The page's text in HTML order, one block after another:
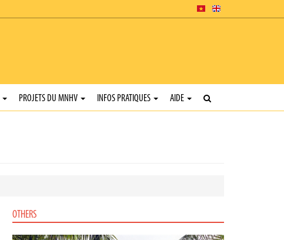
PROJETS DU MNHV INFOS PRATIQUES AIDE
OTHERS